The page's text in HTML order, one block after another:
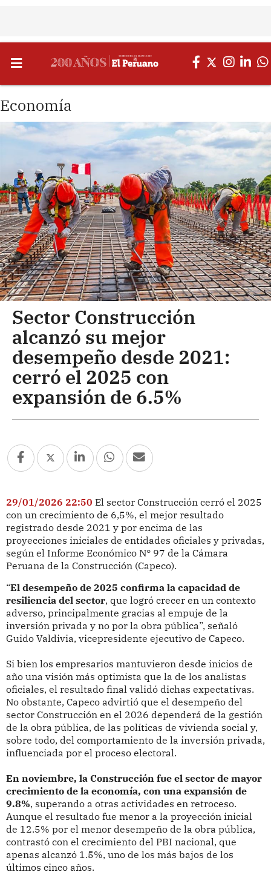
Economía
Sector Construcción
alcanzó su mejor
desempeño desde 2021:
cerró el 2025 con
expansión de 6.5%
29/01/2026 22:50 El sector Construcción cerró el 2025
con un crecimiento de 6,5%, el mejor resultado
registrado desde 2021 y por encima de las
proyecciones iniciales de entidades oficiales y privadas,
según el Informe Económico N° 97 de la Cámara
Peruana de la Construcción (Capeco).
“El desempeño de 2025 confirma la capacidad de
resiliencia del sector, que logró crecer en un contexto
adverso, principalmente gracias al empuje de la
inversión privada y no por la obra pública”, señaló
Guido Valdivia, vicepresidente ejecutivo de Capeco.
Si bien los empresarios mantuvieron desde inicios de
año una visión más optimista que la de los analistas
oficiales, el resultado final validó dichas expectativas.
No obstante, Capeco advirtió que el desempeño del
sector Construcción en el 2026 dependerá de la gestión
de la obra pública, de las políticas de vivienda social y,
sobre todo, del comportamiento de la inversión privada,
influenciada por el proceso electoral.
En noviembre, la Construcción fue el sector de mayor
crecimiento de la economía, con una expansión de
9.8%, superando a otras actividades en retroceso.
Aunque el resultado fue menor a la proyección inicial
de 12.5% por el menor desempeño de la obra pública,
contrastó con el crecimiento del PBI nacional, que
apenas alcanzó 1.5%, uno de los más bajos de los
últimos cinco años.